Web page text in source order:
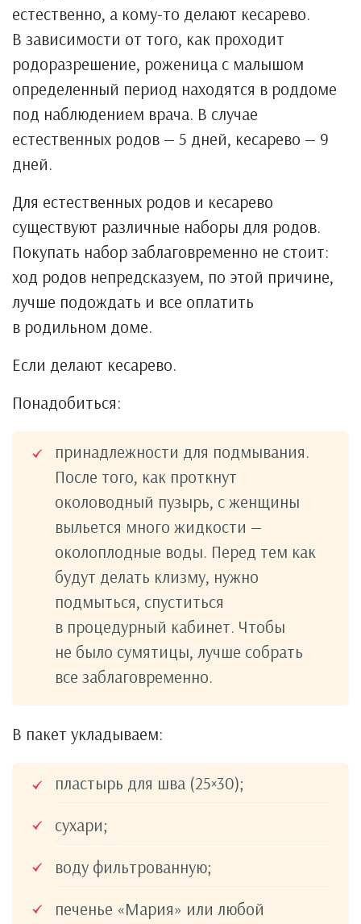
естественно, а кому-то делают кесарево.
В зависимости от того, как проходит
родоразрешение, роженица с малышом
определенный период находятся в роддоме
под наблюдением врача. В случае
естественных родов — 5 дней, кесарево — 9
дней.
Для естественных родов и кесарево
существуют различные наборы для родов.
Покупать набор заблаговременно не стоит:
ход родов непредсказуем, по этой причине,
лучше подождать и все оплатить
в родильном доме.
Если делают кесарево.
Понадобиться:
принадлежности для подмывания.
После того, как проткнут
околоводный пузырь, с женщины
выльется много жидкости —
околоплодные воды. Перед тем как
будут делать клизму, нужно
подмыться, спуститься
в процедурный кабинет. Чтобы
не было сумятицы, лучше собрать
все заблаговременно.
В пакет укладываем:
пластырь для шва (25×30);
сухари;
воду фильтрованную;
печенье «Мария» или любой